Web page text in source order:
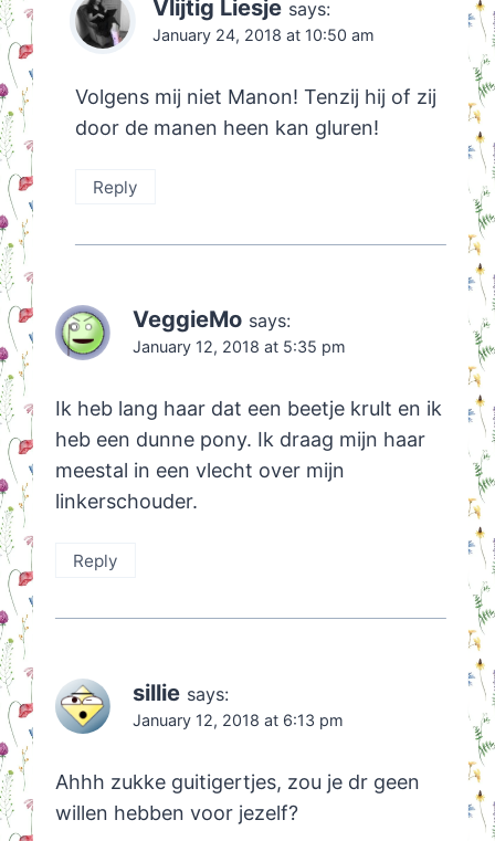
Vlijtig Liesje says:
January 24, 2018 at 10:50 am
Volgens mij niet Manon! Tenzij hij of zij
door de manen heen kan gluren!
Reply
VeggieMo says:
January 12, 2018 at 5:35 pm
Ik heb lang haar dat een beetje krult en ik
heb een dunne pony. Ik draag mijn haar
meestal in een vlecht over mijn
linkerschouder.
Reply
sillie says:
January 12, 2018 at 6:13 pm
Ahhh zukke guitigertjes, zou je dr geen
willen hebben voor jezelf?